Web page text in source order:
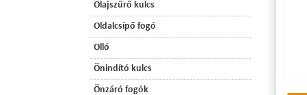
Olajszűrő kulcs
Oldalcsípő fogó
Olló
Önindító kulcs
Önzáró fogók